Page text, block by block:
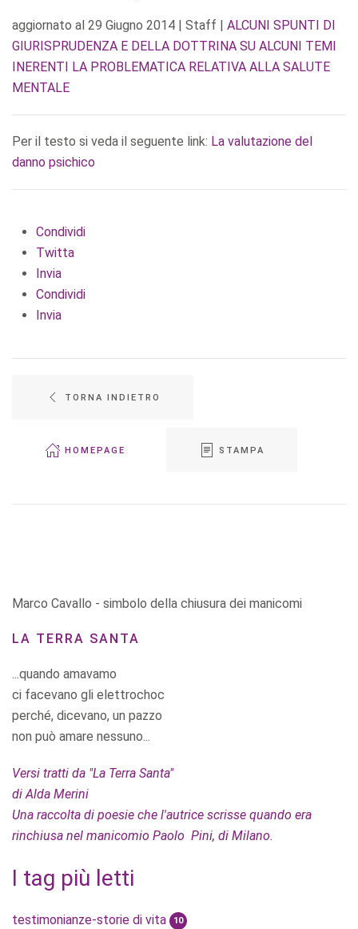
aggiornato al 29 Giugno 2014 | Staff | ALCUNI SPUNTI DI
GIURISPRUDENZA E DELLA DOTTRINA SU ALCUNI TEMI
INERENTI LA PROBLEMATICA RELATIVA ALLA SALUTE
MENTALE
Per il testo si veda il seguente link: La valutazione del
danno psichico
Condividi
Twitta
Invia
Condividi
Invia
TORNA INDIETRO
HOMEPAGE STAMPA
Marco Cavallo - simbolo della chiusura dei manicomi
LA TERRA SANTA
...quando amavamo
ci facevano gli elettrochoc
perché, dicevano, un pazzo
non può amare nessuno...
Versi tratti da "La Terra Santa"
di Alda Merini
Una raccolta di poesie che l'autrice scrisse quando era
rinchiusa nel manicomio Paolo Pini, di Milano.
I tag più letti
testimonianze-storie di vita 10